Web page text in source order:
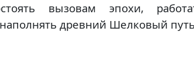
вызовам эпохи,
древний Шелковый